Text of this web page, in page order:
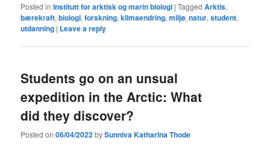
Posted in Institutt for arktisk og marin biologi |Tagged Arktis,
bærekraft,biologi,forskning,klimaendring,miljø,natur,student,
utdanning | Leave a reply
Students go on an unsual
expedition in the Arctic: What
did they discover?
Posted on06/04/2022bySunniva Katharina Thode